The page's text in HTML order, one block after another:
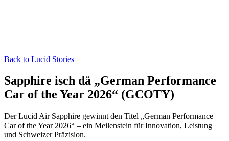
Back to Lucid Stories
Sapphire isch dä „German Performance
Car of the Year 2026“ (GCOTY)
Der Lucid Air Sapphire gewinnt den Titel „German Performance
Car of the Year 2026“ – ein Meilenstein für Innovation, Leistung
und Schweizer Präzision.